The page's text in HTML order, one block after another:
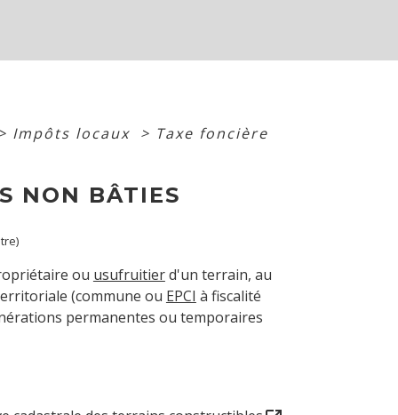
Impôts locaux > Taxe foncière
NON BÂTIES
ou usufruitierd'un terrain, au
(commune ou EPCI à fiscalité
permanentes ou temporaires